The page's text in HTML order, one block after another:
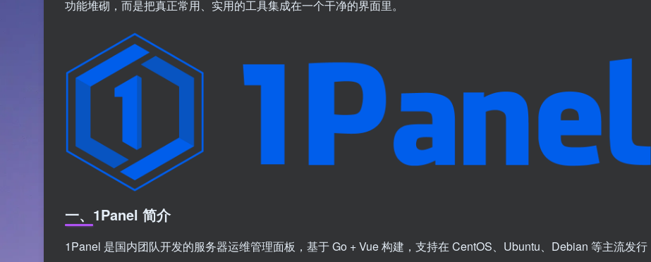
功能堆砌，而是把真正常用、实用的工具集成在一个干净的界面里。
一、1Panel 简介
1Panel 是国内团队开发的服务器运维管理面板，基于 Go + Vue 构建，支持在 CentOS、Ubuntu、Debian 等主流发行